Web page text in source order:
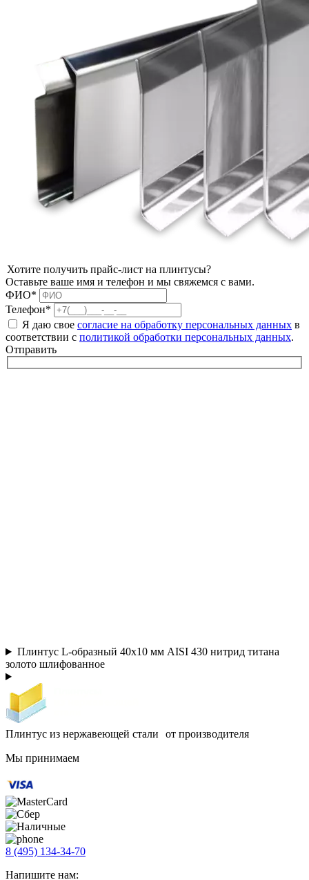
Хотите получить прайс-лист на плинтусы?
Оставьте ваше имя и телефон и мы свяжемся с вами.
ФИО*
Телефон*
Я даю свое согласие на обработку персональных данных в
соответствии с политикой обработки персональных данных.
Отправить
Плинтус L-образный 40х10 мм AISI 430 нитрид титана
золото шлифованное
Плинтус из нержавеющей стали от производителя
Мы принимаем
8 (495) 134-34-70
Напишите нам: